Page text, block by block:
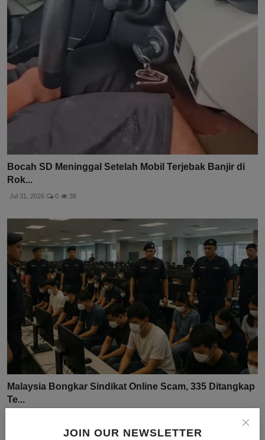
JOIN OUR NEWSLETTER
Bocah SD Meninggal Setelah Mobil Terjebak Banjir di
Rok...
Jul 31, 2026 0 38
Malaysia Bongkar Sindikat Online Scam, 335 Ditangkap
Te...